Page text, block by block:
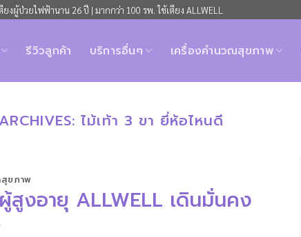
ยงผู้ป่วยไฟฟ้านาน 26 ปี | มากกว่า 100 รพ. ใช้เตียง ALLWELL
รีวิวลูกค้า บริการอื่นๆ เครื่องคำนวณสุขภาพ
ไม้เท้า 3 ขา ยี่ห้อไหนดี
ขภาพ
สูงอายุ ALLWELL เดินมั่นคง